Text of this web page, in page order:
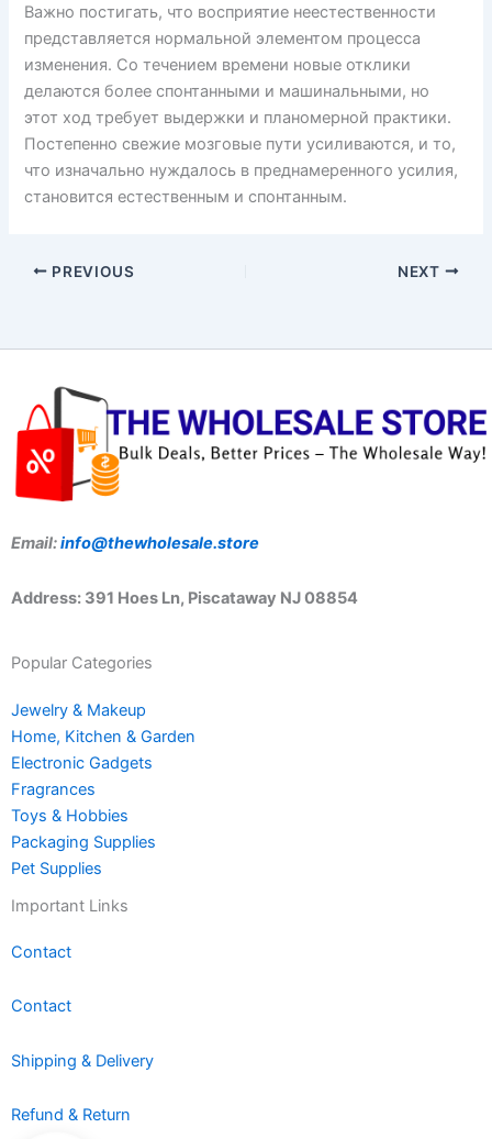
Важно постигать, что восприятие неестественности
представляется нормальной элементом процесса
изменения. Со течением времени новые отклики
делаются более спонтанными и машинальными, но
этот ход требует выдержки и планомерной практики.
Постепенно свежие мозговые пути усиливаются, и то,
что изначально нуждалось в преднамеренного усилия,
становится естественным и спонтанным.
PREVIOUS NEXT
Email:info@thewholesale.store
Address: 391 Hoes Ln, Piscataway NJ 08854
Popular Categories
Jewelry & Makeup
Home, Kitchen & Garden
Electronic Gadgets
Fragrances
Toys & Hobbies
Packaging Supplies
Pet Supplies
Important Links
Contact
Contact
Shipping & Delivery
Refund & Return